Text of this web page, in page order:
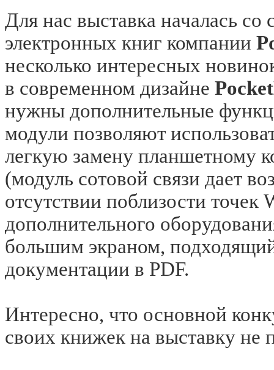
Для нас выставка началась со
электронных книг компании
несколько интересных
в современном дизайне
нужны дополнительные
модули позволяют
легкую замену планшетному
(модуль сотовой связи дает
отсутствии поблизости точек
дополнительного
большим экраном,
документации в PDF.
Интересно, что основной
своих книжек на выставку не